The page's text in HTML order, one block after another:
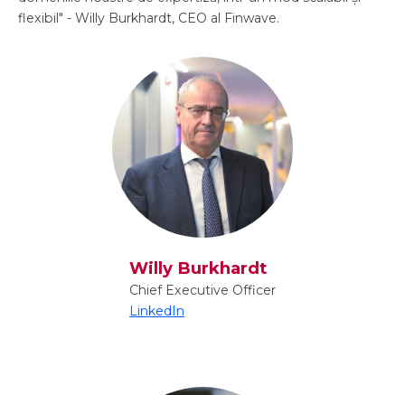
flexibil" - Willy Burkhardt, CEO al Finwave.
Willy Burkhardt
Chief Executive Officer
LinkedIn